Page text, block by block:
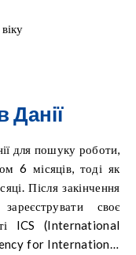
Данії
для пошуку роботи,
6 місяців, тоді як
Після закінчення
своє
ICS (International
for International